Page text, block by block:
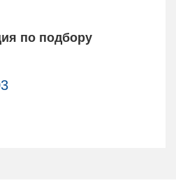
по подбору